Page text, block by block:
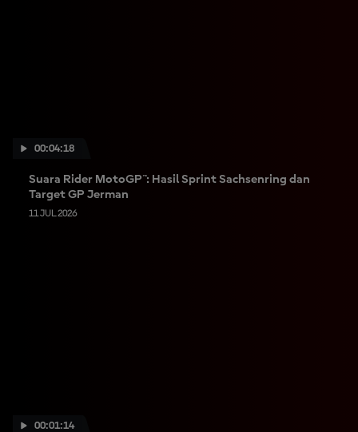
00:04:18
Suara Rider MotoGP™: Hasil Sprint Sachsenring dan
Target GP Jerman
11 JUL 2026
00:01:14